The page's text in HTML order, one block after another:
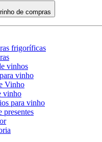
de compras
frigoríficas
vinhos
vinho
Vinho
vinho
para vinho
presentes